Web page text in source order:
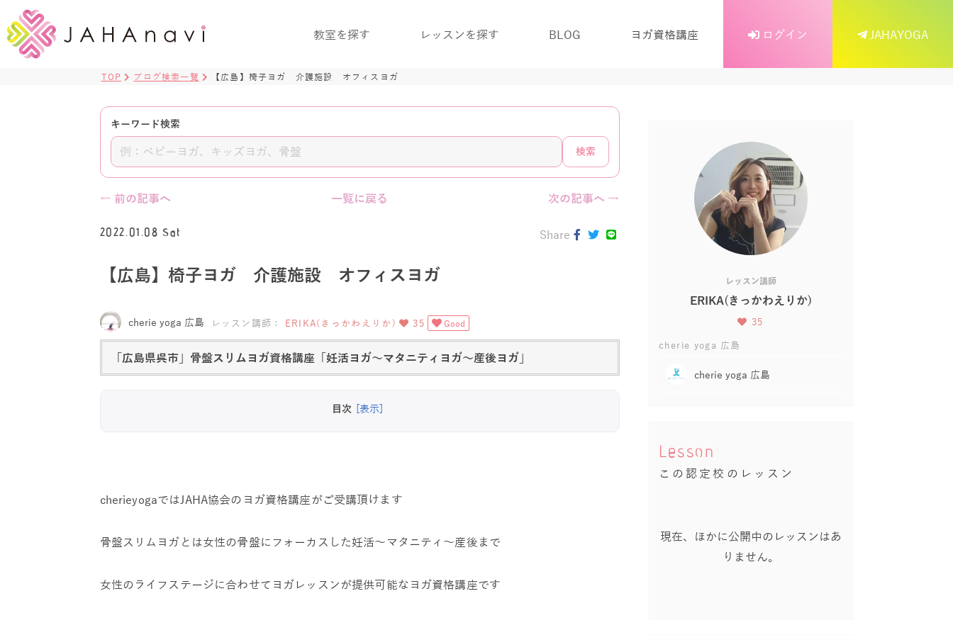
教室を探す レッスンを探す BLOG ヨガ資格講座 ログイン JAHAYOGA
TOP ブログ検索一覧 【広島】椅子ヨガ 介護施設 オフィスヨガ
キーワード検索
検索
← 前の記事へ 一覧に戻る 次の記事へ →
2022.01.08 Sat
【広島】椅子ヨガ 介護施設 オフィスヨガ
cherie yoga 広島 レッスン講師： ERIKA(きっかわえりか) 35 Good
Share
「広島県呉市」骨盤スリムヨガ資格講座「妊活ヨガ～マタニティヨガ～産後ヨガ」
目次 [表示]
cherieyogaではJAHA協会のヨガ資格講座がご受講頂けます
骨盤スリムヨガとは女性の骨盤にフォーカスした妊活～マタニティ～産後まで
女性のライフステージに合わせてヨガレッスンが提供可能なヨガ資格講座です
レッスン講師
ERIKA(きっかわえりか)
35
cherie yoga 広島
cherie yoga 広島
Lesson
この認定校のレッスン
現在、ほかに公開中のレッスンはあ
りません。